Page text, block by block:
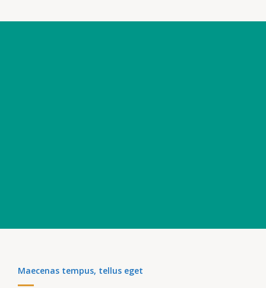
Maecenas tempus, tellus eget